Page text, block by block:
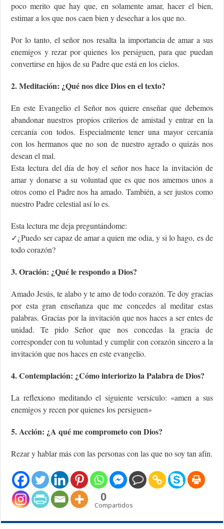
poco merito que hay que, en solamente amar, hacer el bien,
estimar a los que nos caen bien y desechar a los que no.
Por lo tanto, el señor nos resalta la importancia de amar a sus
enemigos y rezar por quienes los persiguen, para que puedan
convertirse en hijos de su Padre que está en los cielos.
2. Meditación: ¿Qué nos dice Dios en el texto?
En este Evangelio el Señor nos quiere enseñar que debemos
abandonar nuestros propios criterios de amistad y entrar en la
cercanía con todos. Especialmente tener una mayor cercanía
con los hermanos que no son de nuestro agrado o quizás nos
desean el mal.
Esta lectura del día de hoy el señor nos hace la invitación de
amar y donarse a su voluntad que es que nos amemos unos a
otros como el Padre nos ha amado. También, a ser justos como
nuestro Padre celestial así lo es.
Esta lectura me deja preguntándome:
✓¿Puedo ser capaz de amar a quien me odia, y si lo hago, es de
todo corazón?
3. Oración: ¿Qué le respondo a Dios?
Amado Jesús, te alabo y te amo de todo corazón. Te doy gracias
por esta gran enseñanza que me concedes al meditar estas
palabras. Gracias por la invitación que nos haces a ser entes de
unidad. Te pido Señor que nos concedas la gracia de
corresponder con tu voluntad y cumplir con corazón sincero a la
invitación que nos haces en este evangelio.
4. Contemplación: ¿Cómo interiorizo la Palabra de Dios?
La reflexiono meditando el siguiente versículo: «amen a sus
enemigos y recen por quienes los persiguen»
5. Acción: ¿A qué me comprometo con Dios?
Rezar y hablar más con las personas con las que no soy tan afín.
0
Compartidos